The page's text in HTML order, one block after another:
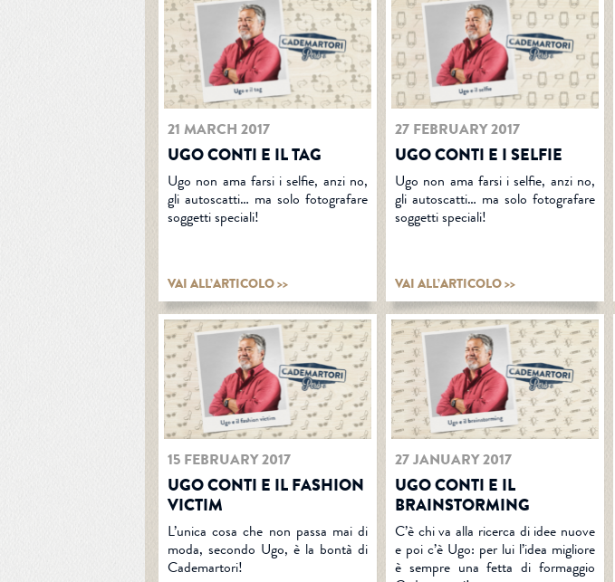
21 MARCH 2017
UGO CONTI E IL TAG
Ugo non ama farsi i selfie, anzi no,
gli autoscatti… ma solo fotografare
soggetti speciali!
VAI ALL’ARTICOLO >>
27 FEBRUARY 2017
UGO CONTI E I SELFIE
Ugo non ama farsi i selfie, anzi no,
gli autoscatti… ma solo fotografare
soggetti speciali!
VAI ALL’ARTICOLO >>
15 FEBRUARY 2017
UGO CONTI E IL FASHION
VICTIM
L’unica cosa che non passa mai di
moda, secondo Ugo, è la bontà di
Cademartori!
27 JANUARY 2017
UGO CONTI E IL
BRAINSTORMING
C’è chi va alla ricerca di idee nuove
e poi c’è Ugo: per lui l’idea migliore
è sempre una fetta di formaggio